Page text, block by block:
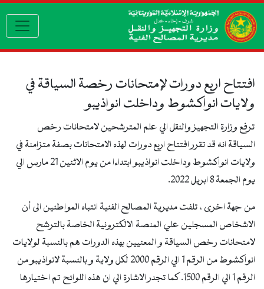
افتتاح اربع دورات لإمتحانات رخصة السياقة في
ولايات انواكشوط وداخلت انواذيبو
ترفع وزارة التجهيز والنقل الي علم المترشحين لامتحانات رخص
السياقة انه قد تقرر افتتاح اربع دورات لهذه الامتحانات بصفة متزامنة في
ولايات انواكشوط وداخلت انواذيبو ابتداءا من يوم الاثنين 21 مارس الي
يوم الجمعة 8 ابريل 2022.
من جهة اخرى ، تلفت مديرية المصالح الفنية انتباه المواطنين الى أن
الاشخاص المسجلين علي المنصة الالكترونية الخاصة بالترشح
لامتحانات رخص السياقة و المعنيين بهذه الدورات هم بالنسبة لولايات
انواكشوط من الرقم 1 الي الرقم 2000 لكل ولاية و بالنسبة لانواذيبو من
الرقم 1 الي الرقم 1500. كما تجدر الاشارة الي ان هذه اللوائح تم اختيارها